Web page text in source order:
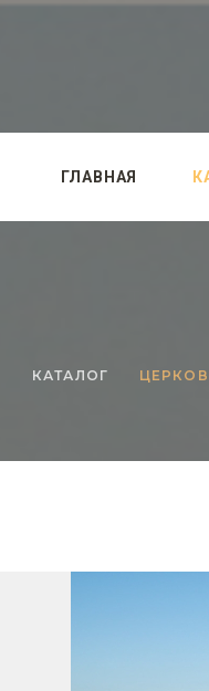
ГЛАВНАЯ
КАТАЛОГ